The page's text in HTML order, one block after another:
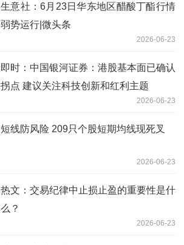
生意社：6月23日华东地区醋酸丁酯行情
弱势运行|微头条
2026-06-23
即时：中国银河证券：港股基本面已确认
拐点 建议关注科技创新和红利主题
2026-06-23
短线防风险 209只个股短期均线现死叉
2026-06-23
热文：交易纪律中止损止盈的重要性是什
么？
2026-06-23